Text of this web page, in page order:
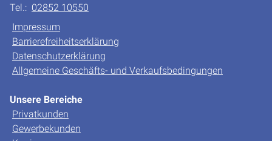
Tel.: 02852 10550
Impressum
Barrierefreiheitserklärung
Datenschutzerklärung
Allgemeine Geschäfts- und Verkaufsbedingungen
Unsere Bereiche
Privatkunden
Gewerbekunden